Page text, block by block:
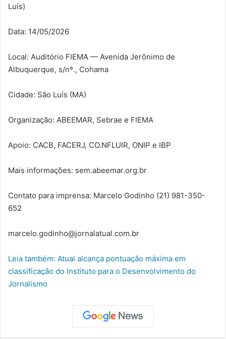
Luís)
Data: 14/05/2026
Local: Auditório FIEMA — Avenida Jerônimo de
Albuquerque, s/nº., Cohama
Cidade: São Luís (MA)
Organização: ABEEMAR, Sebrae e FIEMA
Apoio: CACB, FACERJ, CO.NFLUIR, ONIP e IBP
Mais informações: sem.abeemar.org.br
Contato para imprensa: Marcelo Godinho (21) 981-350-
652
marcelo.godinho@jornalatual.com.br
Leia também: Atual alcança pontuação máxima em
classificação do Instituto para o Desenvolvimento do
Jornalismo